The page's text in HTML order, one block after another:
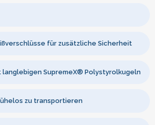
für zusätzliche Sicherheit
SupremeX® Polystyrolkugeln
zu transportieren